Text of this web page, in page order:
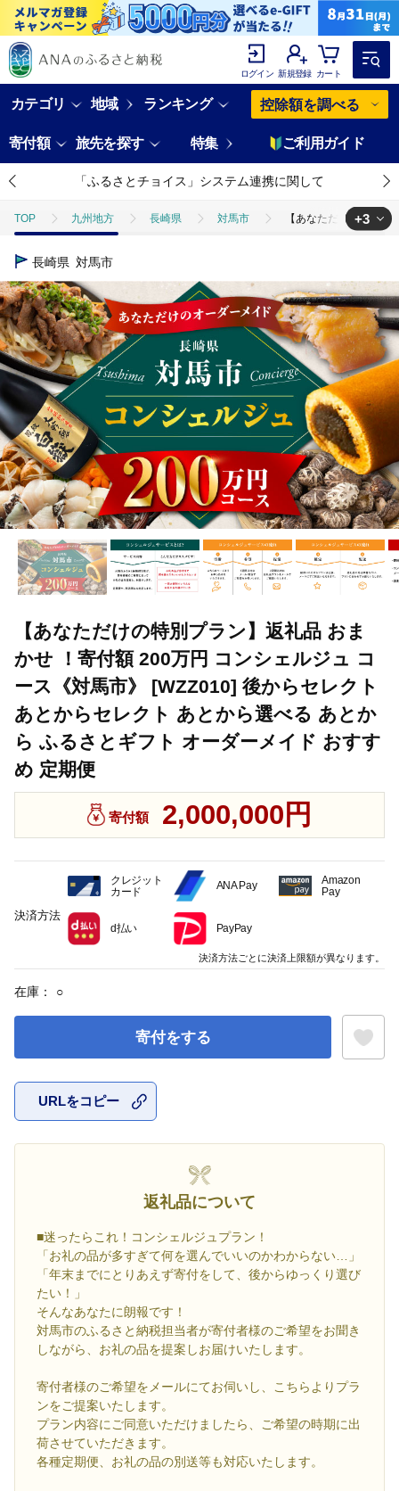
ログイン 新規登録 カート
カテゴリ 地域 ランキング 控除額を調べる
寄付額 旅先を探す 特集 ご利用ガイド
「ふるさとチョイス」システム連携に関して
TOP 九州地方 長崎県 対馬市 【あなただけの特別
TOP
TOP 魚介類 【あなただけの特別プラン】返礼品 おまかせ ！寄
TOP 野菜 【あなただけの特別プラン】返礼品 おまかせ ！寄付額
+3
長崎県 対馬市
【あなただけの特別プラン】返礼品 おま
かせ ！寄付額 200万円 コンシェルジュ コ
ース《対馬市》 [WZZ010] 後からセレクト
あとからセレクト あとから選べる あとか
ら ふるさとギフト オーダーメイド おすす
め 定期便
寄付額 2,000,000円
在庫： ○
寄付をする
URLをコピー
返礼品について
■迷ったらこれ！コンシェルジュプラン！
「お礼の品が多すぎて何を選んでいいのかわからない…」
「年末までにとりあえず寄付をして、後からゆっくり選び
たい！」
そんなあなたに朗報です！
対馬市のふるさと納税担当者が寄付者様のご希望をお聞き
しながら、お礼の品を提案しお届けいたします。
寄付者様のご希望をメールにてお伺いし、こちらよりプラ
ンをご提案いたします。
プラン内容にご同意いただけましたら、ご希望の時期に出
荷させていただきます。
各種定期便、お礼の品の別送等も対応いたします。
決済方法
クレジット
カード
ANA Pay
Amazon
Pay
d払い PayPay
決済方法ごとに決済上限額が異なります。